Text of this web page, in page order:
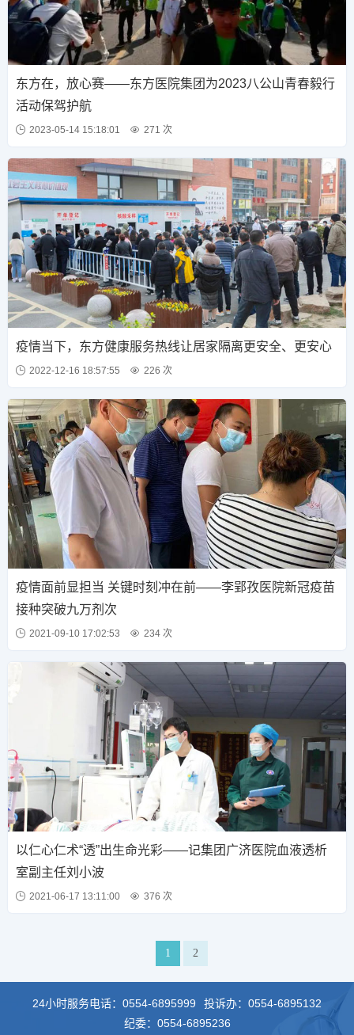
东方在，放心赛——东方医院集团为2023八公山青春毅行
活动保驾护航
2023-05-14 15:18:01 271 次
疫情当下，东方健康服务热线让居家隔离更安全、更安心
2022-12-16 18:57:55 226 次
疫情面前显担当 关键时刻冲在前——李郢孜医院新冠疫苗
接种突破九万剂次
2021-09-10 17:02:53 234 次
以仁心仁术“透”出生命光彩——记集团广济医院血液透析
室副主任刘小波
2021-06-17 13:11:00 376 次
1 2
24小时服务电话： 0554-6895999 投诉办： 0554-6895132
纪委： 0554-6895236